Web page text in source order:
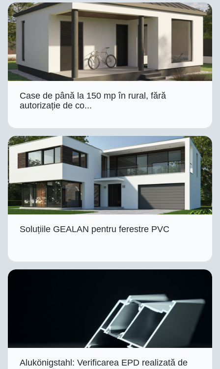
Case de până la 150 mp în rural, fără
autorizație de co...
Soluțiile GEALAN pentru ferestre PVC
Alukönigstahl: Verificarea EPD realizată de